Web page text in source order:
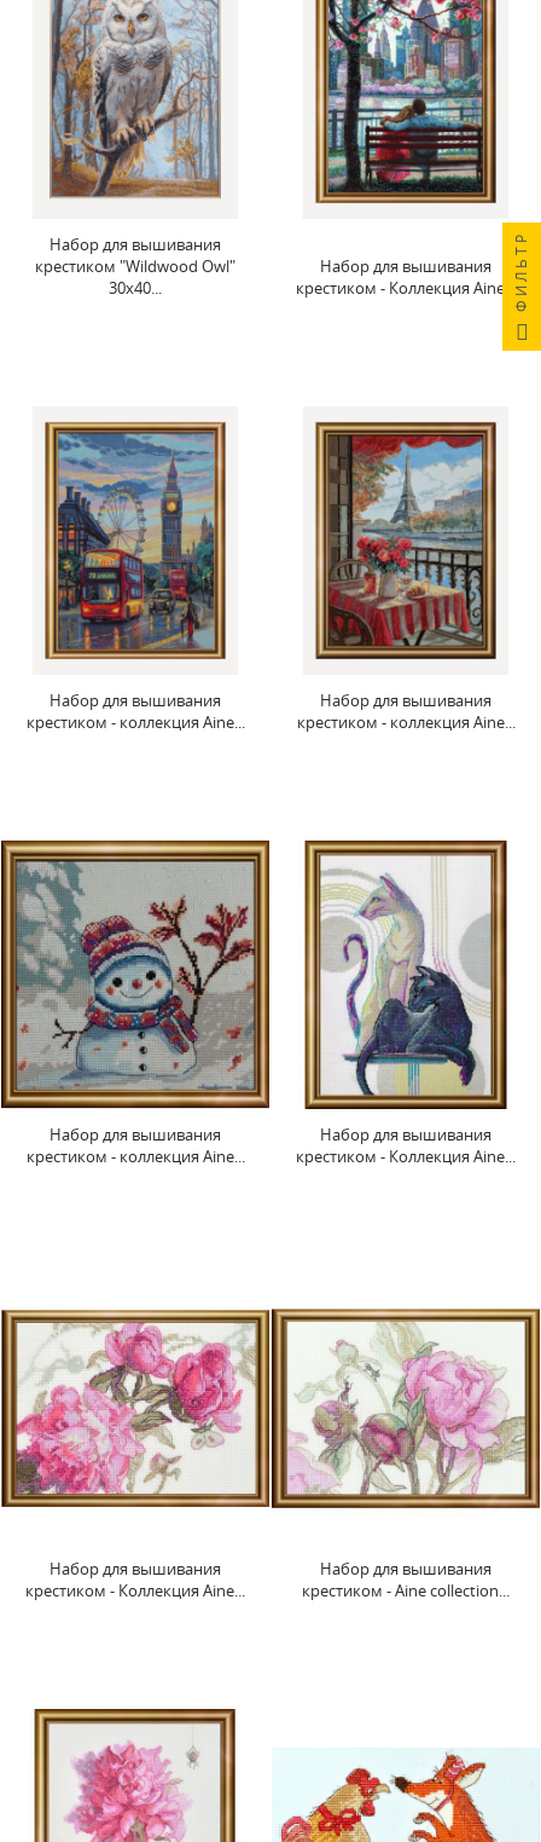
Набор для вышивания
крестиком "Wildwood Owl"
30x40...
Набор для вышивания
крестиком - Коллекция Aine...
Набор для вышивания
крестиком - коллекция Aine...
Набор для вышивания
крестиком - коллекция Aine...
Набор для вышивания
крестиком - коллекция Aine...
Набор для вышивания
крестиком - Коллекция Aine...
Набор для вышивания
крестиком - Коллекция Aine...
Набор для вышивания
крестиком - Aine collection...
ФИЛЬТР